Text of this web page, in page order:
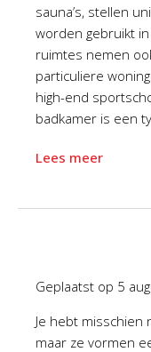
sauna’s, stellen
worden gebruikt
ruimtes nemen
particuliere
high-end
badkamer is een
Lees meer
Geplaatst op 5
Je hebt misschien
maar ze vormen